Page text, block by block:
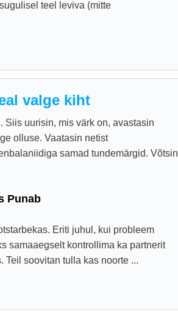
teel leviva (mitte
valge kiht
Siis uurisin, mis värk on, avastasin
olluse. Vaatasin netist
samad tundemärgid. Võtsin
Punab
Eriti juhul, kui probleem
samaaegselt kontrollima ka partnerit
Teil soovitan tulla kas noorte ...